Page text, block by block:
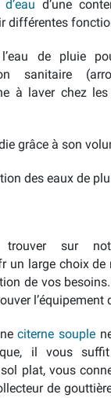
d’une
différentes
de pluie
sanitaire
à laver chez
grâce à son
des eaux de
trouver sur
un large choix de
de vos
l’équipement
citerne souple
il vous
plat, vous
de